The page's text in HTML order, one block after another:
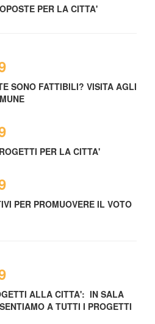
PER LA CITTA'
SONO FATTIBILI? VISITA AGLI
PER LA CITTA'
PER PROMUOVERE IL VOTO
ALLA CITTA': IN SALA
A TUTTI I PROGETTI